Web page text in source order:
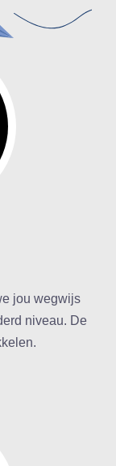
jou wegwijs
niveau. De